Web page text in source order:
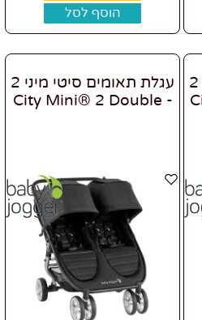
הוסף לסל
עגלת תאומים סיטי תור 2
עגלת תאומים סיטי מיני 2
- City Mini® 2 Double